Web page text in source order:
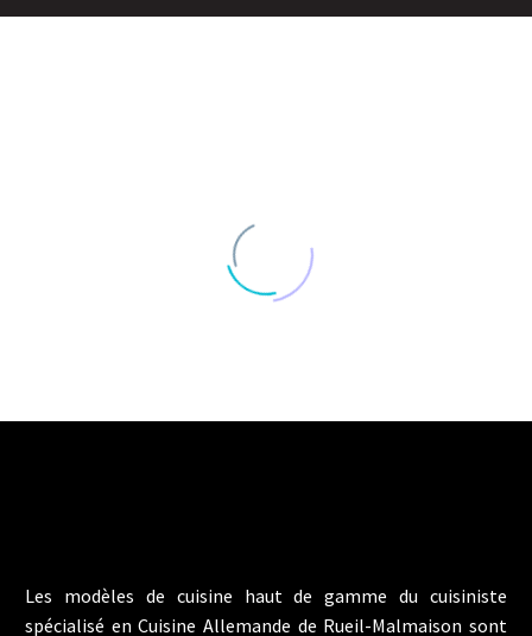
Les modèles de cuisine haut de gamme du cuisiniste
spécialisé en Cuisine Allemande de Rueil-Malmaison sont